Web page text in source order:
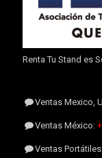
Renta Tu Stand es
Ventas Mexico,
Ventas México:
Ventas